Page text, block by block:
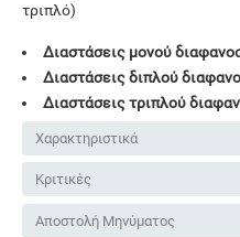
τριπλό)
Διαστάσεις μονού
Διαστάσεις διπλού
Διαστάσεις τριπλού
Χαρακτηριστικά
Κριτικές
Αποστολή Μηνύματος